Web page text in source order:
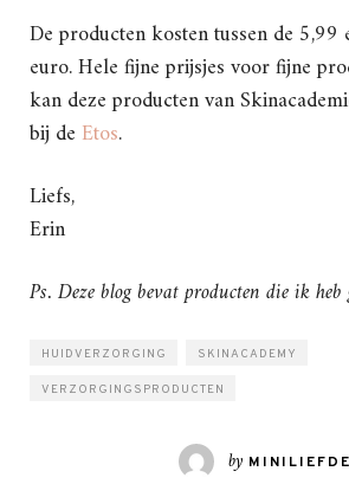
De producten kosten tussen de 5,99
euro. Hele fijne prijsjes voor fijne
kan deze producten van
bij de Etos.
Liefs,
Erin
Ps. Deze blog bevat producten die ik heb
HUIDVERZORGING SKINACADEMY
VERZORGINGSPRODUCTEN
by MINILIEFDE